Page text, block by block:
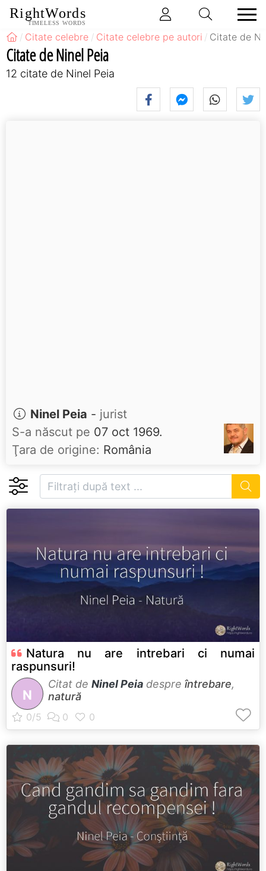
RightWords
TIMELESS WORDS
Citate celebre Citate celebre pe autori Citate de
Citate de Ninel Peia
12 citate de Ninel Peia
Ninel Peia - jurist
S-a născut pe 07 oct 1969.
Ţara de origine: România
Natura nu are intrebari ci numai
raspunsuri!
N
Citat de Ninel Peia despre întrebare,
natură